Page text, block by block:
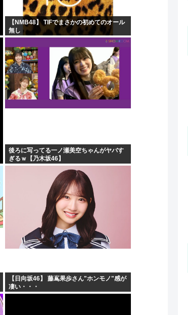
【NMB48】 TIFでまさかの初めてのオール
無し
後ろに写ってる一ノ瀬美空ちゃんがヤバす
ぎるｗ【乃木坂46】
【日向坂46】 藤嶌果歩さん"ホンモノ"感が
凄い・・・